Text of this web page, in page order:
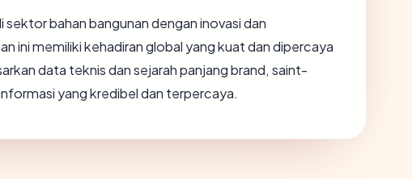
bahan bangunan dengan inovasi dan
ini memiliki kehadiran global yang kuat dan dipercaya
data teknis dan sejarah panjang brand, saint-
yang kredibel dan terpercaya.